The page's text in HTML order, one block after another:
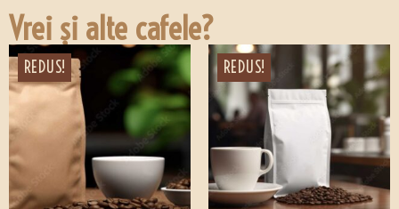
Vrei și alte cafele?
REDUS! REDUS!